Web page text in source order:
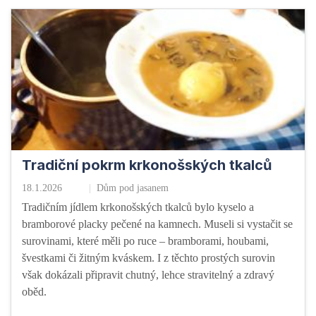
Tradiční pokrm krkonošských tkalců
18.1.2026 Dům pod jasanem
Tradičním jídlem krkonošských tkalců bylo kyselo a
bramborové placky pečené na kamnech. Museli si vystačit se
surovinami, které měli po ruce – bramborami, houbami,
švestkami či žitným kváskem. I z těchto prostých surovin
však dokázali připravit chutný, lehce stravitelný a zdravý
oběd.